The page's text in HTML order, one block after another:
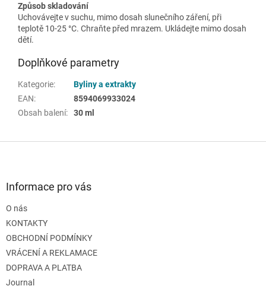
Způsob skladování
Uchovávejte v suchu, mimo dosah slunečního záření, při
teplotě 10-25 °C. Chraňte před mrazem. Ukládejte mimo dosah
dětí.
Doplňkové parametry
Kategorie:
Byliny a extrakty
EAN:
8594069933024
Obsah balení: 30 ml
Informace pro vás
O nás
KONTAKTY
OBCHODNÍ PODMÍNKY
VRÁCENÍ A REKLAMACE
DOPRAVA A PLATBA
Journal